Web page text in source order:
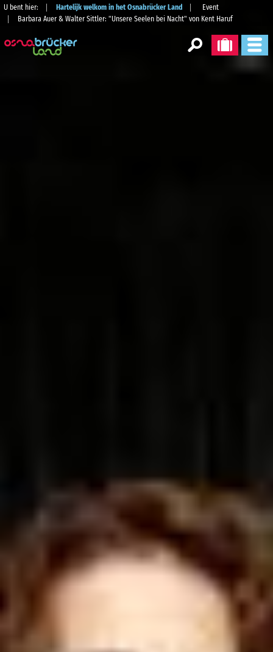
U bent hier: Hartelijk welkom in het Osnabrücker Land
Event
Barbara Auer & Walter Sittler: "Unsere Seelen bei Nacht" von Kent Haruf